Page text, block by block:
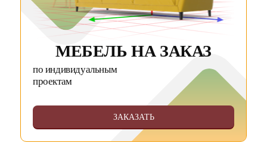
МЕБЕЛЬ НА ЗАКАЗ
по индивидуальным
проектам
ЗАКАЗАТЬ